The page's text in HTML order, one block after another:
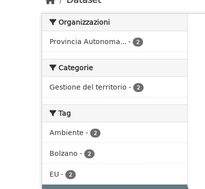
Organizzazioni
Provincia Autonoma... - 2
Categorie
Gestione del territorio - 2
Tag
Ambiente - 2
Bolzano - 2
EU - 2